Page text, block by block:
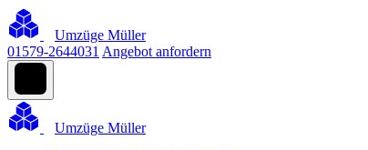
Umzüge Müller
01579-2644031 Angebot anfordern
Umzüge Müller